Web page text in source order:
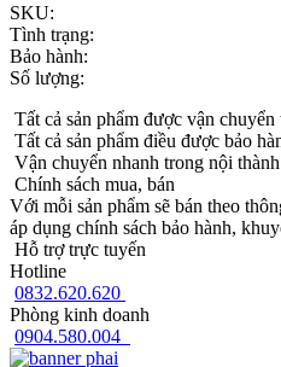
SKU:
Tình trạng:
Bảo hành:
Số lượng:
Tất cả sản phẩm được vận chuyển
Tất cả sản phẩm điều được bảo
Vận chuyển nhanh trong nội thành
Chính sách mua, bán
Với mỗi sản phẩm sẽ bán theo
áp dụng chính sách bảo hành,
Hỗ trợ trực tuyến
Hotline
0832.620.620
Phòng kinh doanh
0904.580.004